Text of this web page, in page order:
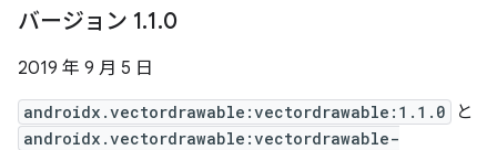
バージョン 1.1.0
2019 年 9 月 5 日
androidx.vectordrawable:vectordrawable:1.1.0 と
androidx.vectordrawable:vectordrawable-